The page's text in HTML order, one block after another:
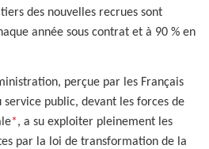
des nouvelles recrues sont
année sous contrat et à 90 % en
perçue par les Français
public, devant les forces de
*, a su exploiter pleinement les
par la loi de transformation de la